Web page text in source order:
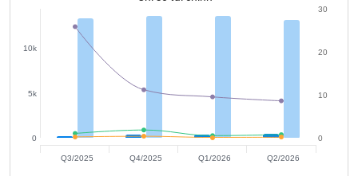
0
5k
10k
0
10
20
30
Q3/2025 Q4/2025 Q1/2026 Q2/2026
Dữ